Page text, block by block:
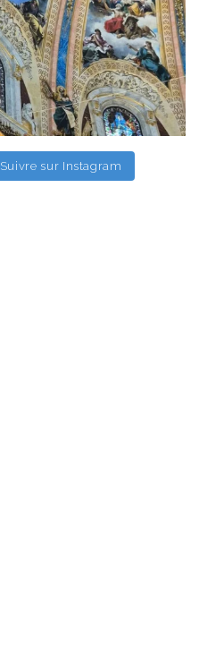
Suivre sur Instagram